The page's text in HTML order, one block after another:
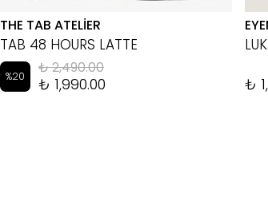
THE TAB ATELİER
TAB 48 HOURS LATTE
%20 ₺ 2,490.00
₺ 1,990.00 ₺